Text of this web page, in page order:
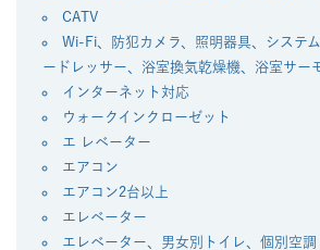
CATV
Wi-Fi、防犯カメラ、照明器具、システ
ードレッサー、浴室換気乾燥機、浴室サー
インターネット対応
ウォークインクローゼット
エ レベーター
エアコン
エアコン2台以上
エレベーター
エレベーター、男女別トイレ、個別空調